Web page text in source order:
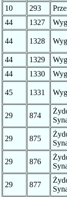
10 293
44
1327
44 1328
44 1329
44
1330
45 1331
29 874
29 875
29 876
29 877